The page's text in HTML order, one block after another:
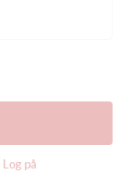
Log på